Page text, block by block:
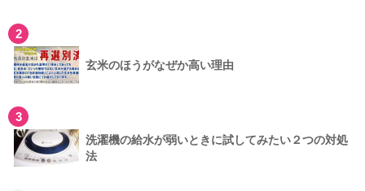
2
玄米のほうがなぜか高い理由
3
洗濯機の給水が弱いときに試してみたい２つの対処
法